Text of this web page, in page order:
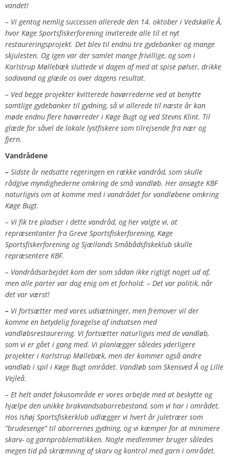
vandet!
– Vi gentog nemlig successen allerede den 14. oktober i Vedskølle Å,
hvor Køge Sportsfiskerforening inviterede alle til et nyt
restaureringsprojekt. Det blev til endnu tre gydebanker og mange
skjulesten. Og igen var der samlet mange frivillige, og som i
Karlstrup Møllebæk sluttede vi dagen af med at spise pølser, drikke
sodavand og glæde os over dagens resultat.
– Ved begge projekter kvitterede havørrederne ved at benytte
samtlige gydebanker til gydning, så vi allerede til næste år kan
møde endnu flere havørreder i Køge Bugt og ved Stevns Klint. Til
glæde for såvel de lokale lystfiskere som tilrejsende fra nær og
fjern.
Vandrådene
– Sidste år nedsatte regeringen en række vandråd, som skulle
rådgive myndighederne omkring de små vandløb. Her ansøgte KBF
naturligvis om at komme med i vandrådet for vandløbene omkring
Køge Bugt.
– Vi fik tre pladser i dette vandråd, og her valgte vi, at
repræsentanter fra Greve Sportsfiskerforening, Køge
Sportsfiskerforening og Sjællands Småbådsfiskeklub skulle
repræsentere KBF.
– Vandrådsarbejdet kom der som sådan ikke rigtigt noget ud af,
men alle parter var dog enig om et forhold: – Det var politik, når
det var værst!
– Vi fortsætter med vores udsætninger, men fremover vil der
komme en betydelig forøgelse af indsatsen med
vandløbsrestaurering. Vi fortsætter naturligvis med de vandløb,
som vi er gået i gang med. Vi planlægger således yderligere
projekter i Karlstrup Møllebæk, men der kommer også andre
vandløb i spil i Køge Bugt området. Vandløb som Skensved Å og Lille
Vejleå.
– Et helt andet fokusområde er vores arbejde med at beskytte og
hjælpe den unikke brakvandsaborrebestand, som vi har i området.
Hos Ishøj Sportsfiskerklub udlægger vi hvert år juletræer som
”brudesenge” til aborrernes gydning, og vi kæmper for at minimere
skarv- og garnproblematikken. Nogle medlemmer bruger således
megen tid på skræmning af skarv og kontrol med garn i området.